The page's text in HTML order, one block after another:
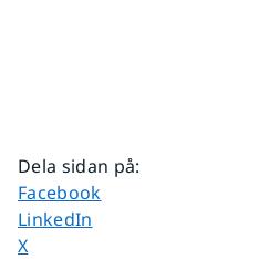
Dela sidan på:
Dela sidan på
Facebook
Dela sidan på
LinkedIn
Dela sidan på
X